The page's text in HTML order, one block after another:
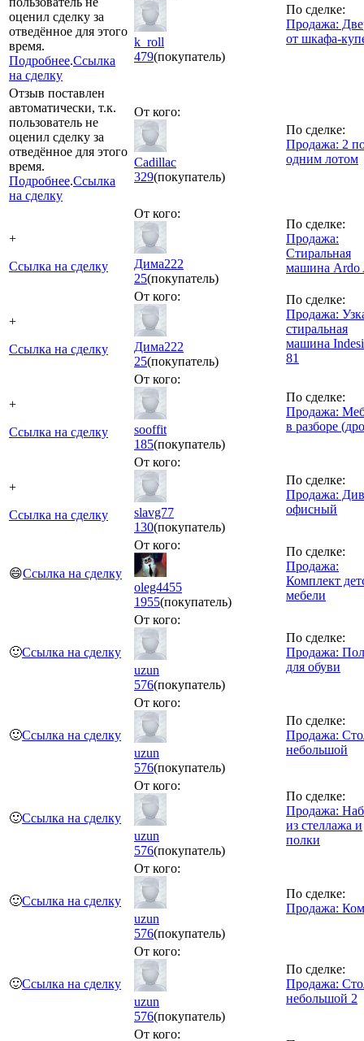
оценил сделку за
отведённое для этого
время.
Подробнее.Ссылка
на сделку
k_roll
479(покупатель)
По сделке:
Продажа:
от шкафа-
Отзыв поставлен
автоматически, т.к.
пользователь не
оценил сделку за
отведённое для этого
время.
Подробнее.Ссылка
на сделку
От кого:
Cadillac
329(покупатель)
По сделке:
Продажа: 2
одним лотом
+
Ссылка на сделку
От кого:
Дима222
25(покупатель)
По сделке:
Продажа:
Стиральная
машина Ardo
+
Ссылка на сделку
От кого:
Дима222
25(покупатель)
По сделке:
Продажа:
стиральная
машина
81
+
Ссылка на сделку
От кого:
sooffit
185(покупатель)
По сделке:
Продажа:
в разборе
+
Ссылка на сделку
От кого:
slavg77
130(покупатель)
По сделке:
Продажа:
офисный
😄Ссылка на сделку
От кого:
oleg4455
1955(покупатель)
По сделке:
Продажа:
Комплект
мебели
🙂Ссылка на сделку
От кого:
uzun
576(покупатель)
По сделке:
Продажа:
для обуви
🙂Ссылка на сделку
От кого:
uzun
576(покупатель)
По сделке:
Продажа:
небольшой
🙂Ссылка на сделку
От кого:
uzun
576(покупатель)
По сделке:
Продажа:
из стеллажа и
полки
🙂Ссылка на сделку
От кого:
uzun
576(покупатель)
По сделке:
Продажа:
🙂Ссылка на сделку
От кого:
uzun
576(покупатель)
По сделке:
Продажа:
небольшой 2
От кого: